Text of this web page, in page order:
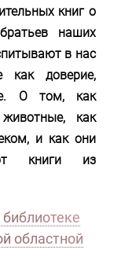
книг о
наших
в нас
как доверие,
О том, как
как
и как они
книги из
областной